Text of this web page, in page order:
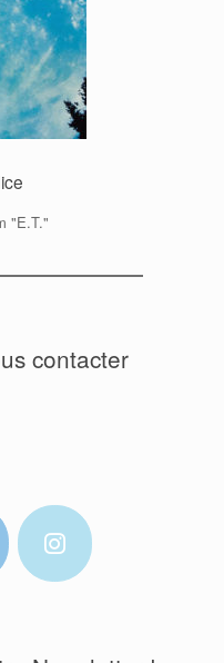
"E.T."
contacter